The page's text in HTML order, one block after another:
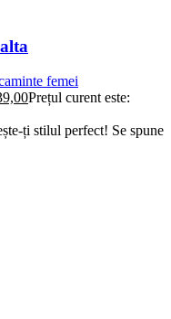
femei
Prețul curent este:
ți stilul perfect! Se spune